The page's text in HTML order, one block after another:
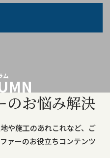
ム
のお悩み解決
や施工のあれこれなど、ご
ァーのお役立ちコンテンツ